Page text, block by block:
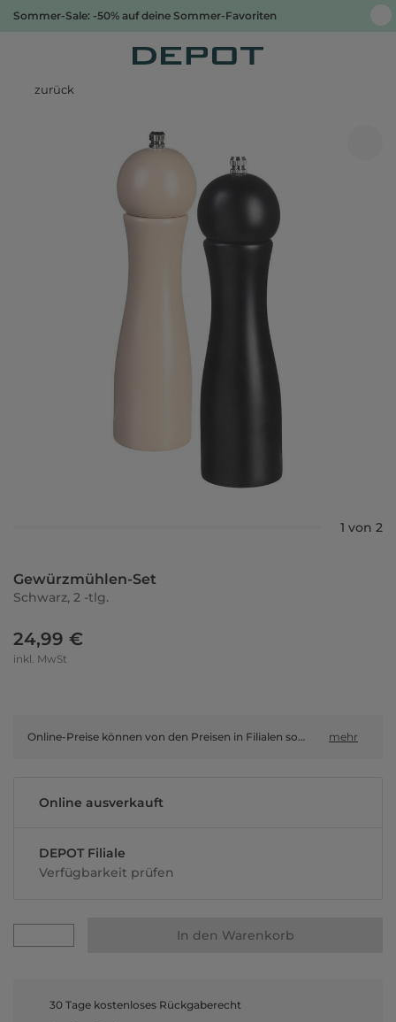
Sommer-Sale: -50% auf deine Sommer-Favoriten
zurück
1 von 2
Gewürzmühlen-Set
Schwarz, 2 -tlg.
24,99 €
inkl. MwSt
Online-Preise können von den Preisen in Filialen sowie Shop-in-Shop-Flächen abweichen. mehr
Online ausverkauft
DEPOT Filiale
Verfügbarkeit prüfen
In den Warenkorb
30 Tage kostenloses Rückgaberecht